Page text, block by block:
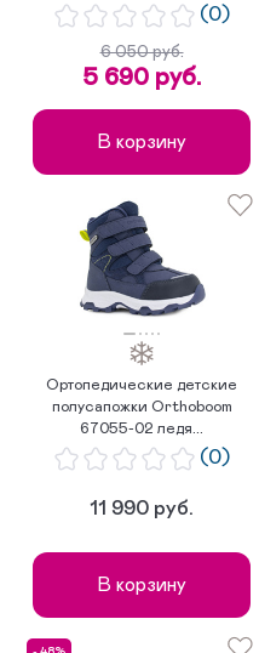
(0)
6 050 руб.
5 690 руб.
В корзину
Ортопедические детские
полусапожки Orthoboom
67055-02 ледя...
(0)
11 990 руб.
В корзину